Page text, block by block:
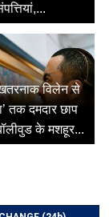
विलेन से
तक दमदार छाप
के मशहूर...